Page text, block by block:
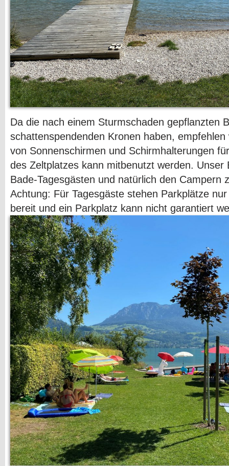
Da die nach einem Sturmschaden gepflanzten
schattenspendenden Kronen haben,
von Sonnenschirmen und Schirmhalterungen
des Zeltplatzes kann mitbenutzt werden. Unser
Bade-Tagesgästen und natürlich den Campern
Achtung: Für Tagesgäste stehen Parkplätze
bereit und ein Parkplatz kann nicht garantiert